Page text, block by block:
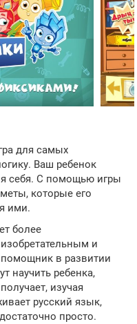
для самых
Ваш ребенок
себя. С помощью игры
которые его
ими.
более
и
в развитии
научить ребенка,
изучая
русский язык,
просто.